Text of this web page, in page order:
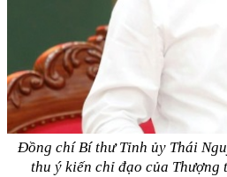
Đồng chí Bí thư Tỉnh ủy Thái
thu ý kiến chỉ đạo của Thượng